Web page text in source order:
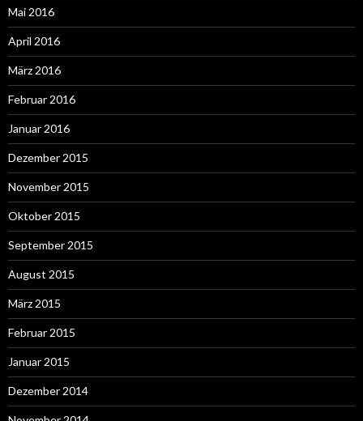
Mai 2016
April 2016
März 2016
Februar 2016
Januar 2016
Dezember 2015
November 2015
Oktober 2015
September 2015
August 2015
März 2015
Februar 2015
Januar 2015
Dezember 2014